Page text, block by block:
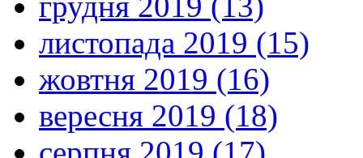
листопада 2019 (15)
жовтня 2019 (16)
вересня 2019 (18)